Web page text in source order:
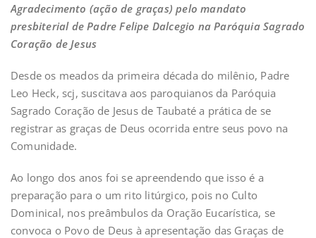
Agradecimento (ação de graças) pelo mandato
presbiterial de Padre Felipe Dalcegio na Paróquia Sagrado
Coração de Jesus
Desde os meados da primeira década do milênio, Padre
Leo Heck, scj, suscitava aos paroquianos da Paróquia
Sagrado Coração de Jesus de Taubaté a prática de se
registrar as graças de Deus ocorrida entre seus povo na
Comunidade.
Ao longo dos anos foi se apreendendo que isso é a
preparação para o um rito litúrgico, pois no Culto
Dominical, nos preâmbulos da Oração Eucarística, se
convoca o Povo de Deus à apresentação das Graças de